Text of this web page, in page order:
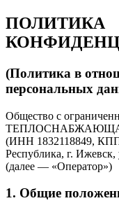
ПОЛИТИКА
(Политика в
персональных
Общество с
(ИНН 1832118849, КПП
Республика, г.
(далее — «Оператор»)
1. Общие